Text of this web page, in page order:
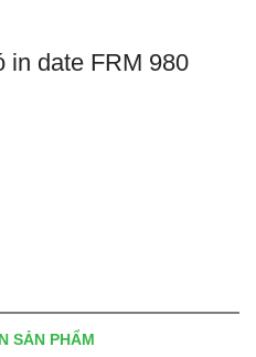
in date FRM 980
SẢN PHẨM